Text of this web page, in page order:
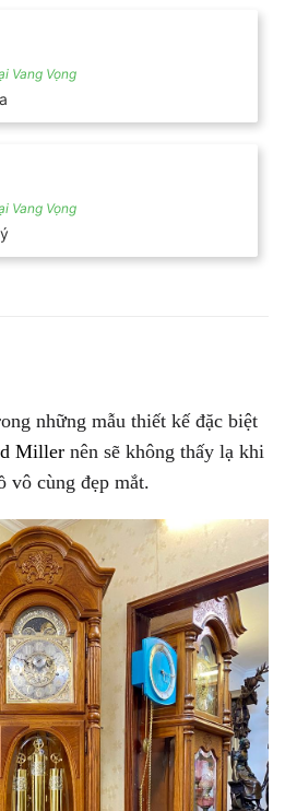
Vang Vọng
Vang Vọng
những mẫu thiết kế đặc biệt
Miller nên sẽ không thấy lạ khi
vô cùng đẹp mắt.